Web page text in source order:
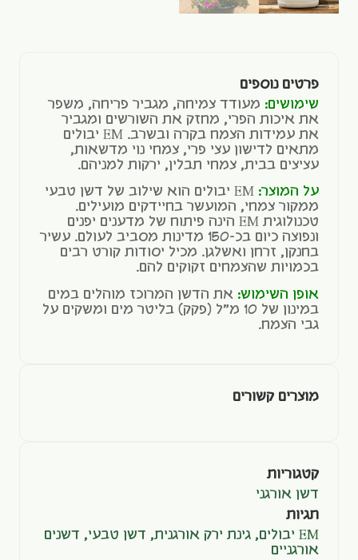
פרטים נוספים
שימושים: מעודד צמיחה, מגביר פריחה, משפר
את איכות הפרי, מחזק את השורשים ומגביר
את עמידות הצמח בקרה ובשרב. EM יבולים
מתאים לדישון עצי פרי, צמחי נוי מדשאות,
עציצים בבית, צמחי תבלין, ירקות למניהם.
על המוצר:
EM יבולים הוא שילוב של דשן טבעי
ממקור צמחי, המועשר בחיידקים מועילים.
טכנולוגית EM הינה פיתוח של מדענים יפנים
ונפוצה כיום בכ-150 מדינות מסביב לעולם. עשיר
בחנקן, זרחן ואשלגן. מכיל יסודות קורט רבים
בכמויות שהצמחים זקוקים להם.
אופן השימוש: את הדשן המרוכז מוהלים במים
במינון של 10 מ"ל (פקק) בליטר מים ומשקים על
גבי הצמח.
מוצרים קשורים
קטגוריות
דשן אורגני
תגיות
EM יבולים
, גינת ירק אורגנית, דשן טבעי, דשנים
אורגניים